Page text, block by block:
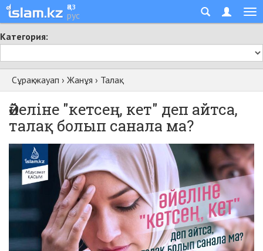
қаз
рус
Категория:
Сұрақ-жауап › Жанұя › Талақ
Әйеліне "кетсең, кет" деп айтса,
талақ болып санала ма?